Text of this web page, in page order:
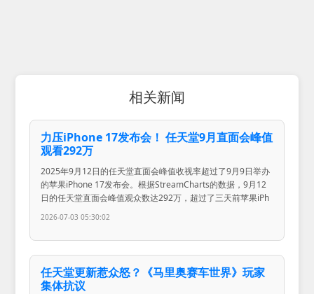
相关新闻
力压iPhone 17发布会！ 任天堂9月直面会峰值
观看292万
2025年9月12日的任天堂直面会峰值收视率超过了9月9日举办
的苹果iPhone 17发布会。根据StreamCharts的数据，9月12
日的任天堂直面会峰值观众数达292万，超过了三天前苹果iPh
2026-07-03 05:30:02
任天堂更新惹众怒？《马里奥赛车世界》玩家
集体抗议